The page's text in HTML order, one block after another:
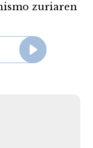
zuriaren